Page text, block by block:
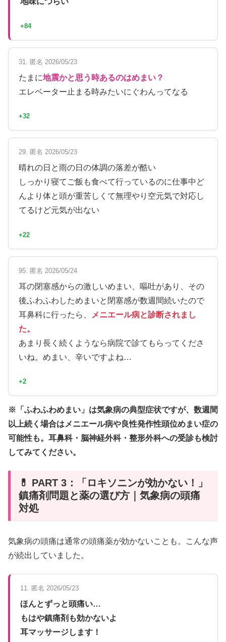
+84
31. 匿名 2026/05/23
たまに地震かと思う時あるのはめまい？
エレベーター止まる時みたいにぐわんってなる
+32
29. 匿名 2026/05/23
晴れの日と雨の日の体調の落差が酷い
しっかり寝てご飯も食べて行っているのに仕事中ど
んより体と頭が重苦しくて無理やり空元気で対応し
てるけど元気が出ない
+22
95. 匿名 2026/05/24
耳の閉塞感からの激しいめまい、嘔吐があり、その
後ふわふわしためまいと閉塞感が数週間続いたので
耳鼻科に行ったら、
メニエール病と診断されまし
た。
あまり長く続くようなら病院で診てもらってくださ
いね。めまい、辛いですよね…
+2
※「ふわふわめまい」は気象病の典型症状ですが、数週間
以上続く場合はメニエール病や良性発作性頭位めまい症の
可能性も。耳鼻科・脳神経外科・整形外科への受診も検討
してみてください。
💊 PART 3：「ロキソニンが効かない！」
鎮痛剤問題と薬の選び方｜気象病の頭痛
対処
気象病の頭痛は通常の頭痛薬が効かないことも。こんな声
が続出していました。
11. 匿名 2026/05/23
ほんとずっと頭痛い…
もはや鎮痛剤も効かないよ
耳マッサージします！